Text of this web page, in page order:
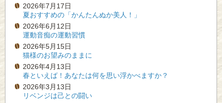
2026年7月17日
夏おすすめの「かんたんぬか美人！」
2026年6月12日
運動音痴の運動習慣
2026年5月15日
猫様のお望みのままに
2026年4月13日
春といえば！あなたは何を思い浮かべますか？
2026年3月13日
リベンジは己との闘い